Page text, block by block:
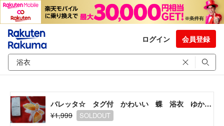
ログイン 会員登録
バレッタ☆ タグ付 かわいい 蝶 浴衣 ゆかた アクシーズ レスト リズリサ好き
¥1,999
SOLDOUT